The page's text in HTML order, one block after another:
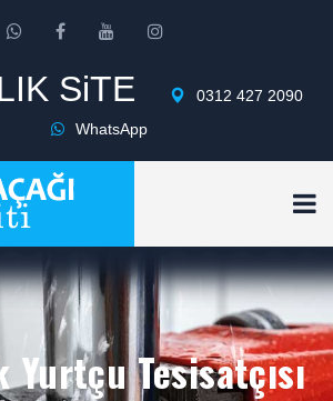
SiTE
0312 427 2090
WhatsApp
Yurtçu Tesisatçısı